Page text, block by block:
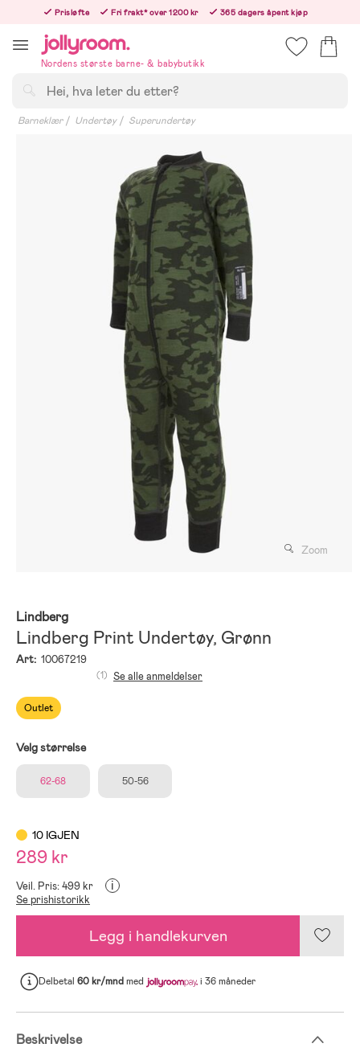
innehållet
Prisløfte Fri frakt* over 1200 kr
365 dagers åpent kjøp
Nordens største barne- & babybutikk
Barneklær Undertøy Superundertøy
Zoom
Lindberg
Lindberg Print Undertøy, Grønn
Art: 10067219
Outlet
(1) Se alle anmeldelser
Velg størrelse
62-68 50-56
10 IGJEN
289 kr
Veil. Pris: 499 kr i
Se prishistorikk
Legg i handlekurven
Delbetal 60 kr/mndmed i 36 måneder
Beskrivelse